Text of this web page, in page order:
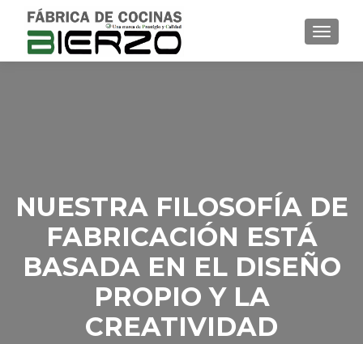
NUESTRA FILOSOFÍA DE
FABRICACIÓN ESTÁ
BASADA EN EL DISEÑO
PROPIO Y LA
CREATIVIDAD